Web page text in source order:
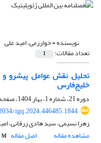
نویسنده =خوارزمی، امید علی
تعداد مقالات: 1
تحلیل نقش عوامل پیشرو
خلیج‌فارس
دوره 21، شماره 1، بهار 1404، صفحه
igq.2024.446485.1844
زهرا نسیمی، سید هادی زرقانی،
مشاهده مقاله
اصل مقاله M